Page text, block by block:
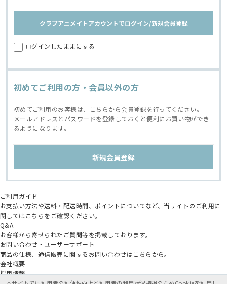
クラブアニメイトアカウントでログイン/新規会員登録
ログインしたままにする
初めてご利用の方・会員以外の方
初めてご利用のお客様は、こちらから会員登録を行ってください。
メールアドレスとパスワードを登録しておくと便利にお買い物ができ
るようになります。
ご利用ガイド
お支払い方法や送料・配送時間、ポイントについてなど、当サイトのご利用に
関してはこちらをご確認ください。
Q&A
お客様から寄せられたご質問等を掲載しております。
お問い合わせ・ユーザーサポート
商品の仕様、通信販売に関するお問い合わせはこちらから。
会社概要
採用情報